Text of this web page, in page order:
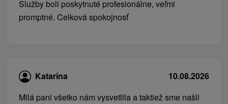
Služby boli poskytnuté profesionálne, veľmi
promptné. Celková spokojnosť
Katarína
10.08.2026
Milá pani všetko nám vysvetlila a taktiež sme našli